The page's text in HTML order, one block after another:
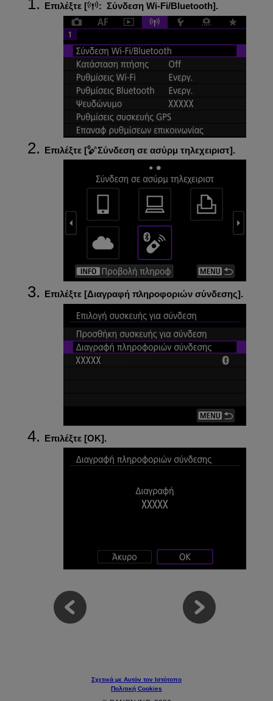
Επιλέξτε [ : Σύνδεση Wi-Fi/Bluetooth].
Επιλέξτε [ Σύνδεση σε ασύρμ τηλεχειριστ].
Επιλέξτε [Διαγραφή πληροφοριών σύνδεσης].
Επιλέξτε [ΟΚ].
Σχετικά με Αυτόν τον Ιστότοπο
Πολιτική Cookies